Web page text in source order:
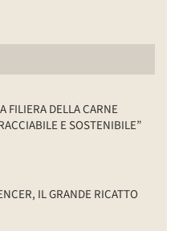
FILIERA DELLA CARNE
E SOSTENIBILE”
IL GRANDE RICATTO